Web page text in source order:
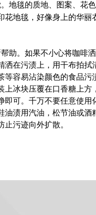
地毯的质地、图案、花
地毯，好像身上的华丽
助。如果不小心将咖啡洒
在污渍上，用干布拍拭
容易沾染颜色的食品污
冰块压覆在口香糖上方
可。千万不要任意使用
油渍用汽油，松节油或
污迹向外扩散。